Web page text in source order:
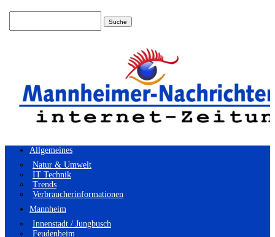
Allgemeines
Natur & Umwelt
IT Technik
Trends
Verbraucherinformationen
Mannheim
Innenstadt / Jungbusch
Feudenheim